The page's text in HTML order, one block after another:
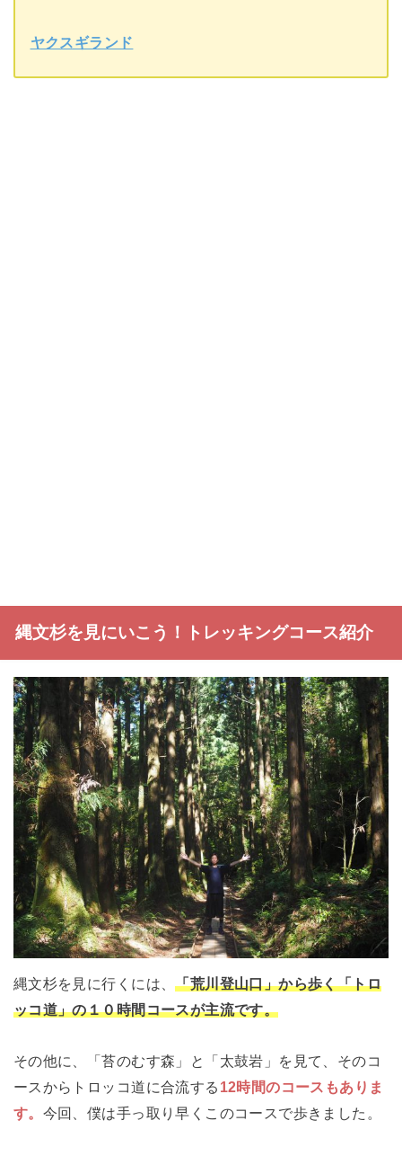
ヤクスギランド
縄文杉を見にいこう！トレッキングコース紹介
縄文杉を見に行くには、「荒川登山口」から歩く「トロ
ッコ道」の１０時間コースが主流です。
その他に、「苔のむす森」と「太鼓岩」を見て、そのコ
ースからトロッコ道に合流する 12時間のコースもありま
す。 今回、僕は手っ取り早くこのコースで歩きました。